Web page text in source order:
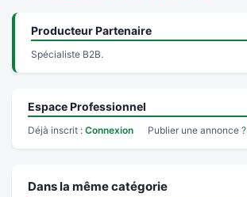
Producteur Partenaire
Spécialiste B2B.
Espace Professionnel
Déjà inscrit : Connexion Publier une annonce ?
Dans la même catégorie